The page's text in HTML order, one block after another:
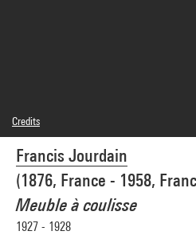
Francis Jourdain
(1876, France - 1958,
Meuble à coulisse
1927 - 1928
Credits
© Adagp, Paris
Photo credits : Philippe Migeat - Centre
Image reference : 4N41223